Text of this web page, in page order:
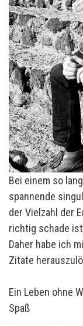
Bei einem so
spannende
der Vielzahl der
richtig schade
Daher habe ich
Zitate
Ein Leben ohne
Spaß